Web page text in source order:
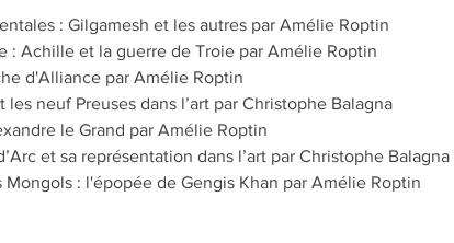
: Gilgamesh et les autres par Amélie Roptin
: Achille et la guerre de Troie par Amélie Roptin
d'Alliance par Amélie Roptin
les neuf Preuses dans l’art par Christophe Balagna
le Grand par Amélie Roptin
et sa représentation dans l’art par Christophe Balagna
: l'épopée de Gengis Khan par Amélie Roptin